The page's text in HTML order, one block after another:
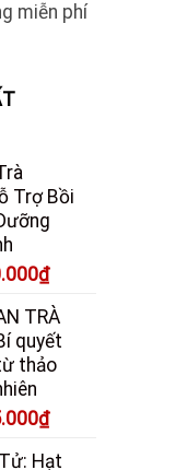
miễn phí
Trợ Bồi
₫Giá
tại
là:
70.000₫.
TRÀ
quyết
thảo
₫Giá
Hạt